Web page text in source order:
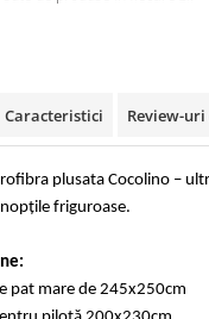
Caracteristici Review-uri
plusata Cocolino –
friguroase.
pat mare de 245x250cm